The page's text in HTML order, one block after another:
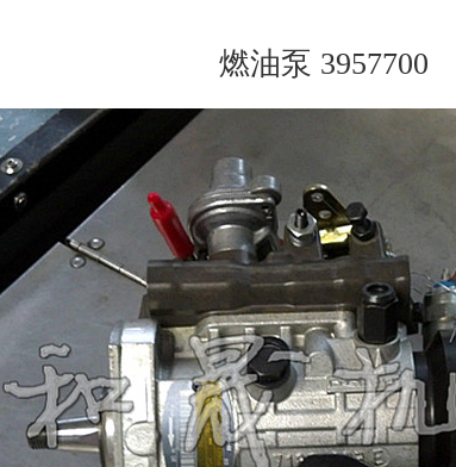
燃油泵 3957700